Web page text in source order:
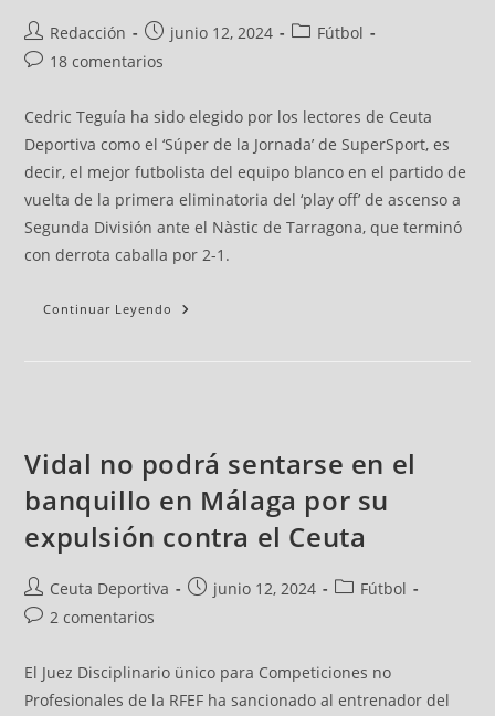
Redacción junio 12, 2024
Fútbol
18 comentarios
Cedric Teguía ha sido elegido por los lectores de Ceuta
Deportiva como el ‘Súper de la Jornada’ de SuperSport, es
decir, el mejor futbolista del equipo blanco en el partido de
vuelta de la primera eliminatoria del ‘play off’ de ascenso a
Segunda División ante el Nàstic de Tarragona, que terminó
con derrota caballa por 2-1.
Continuar Leyendo
Vidal no podrá sentarse en el
banquillo en Málaga por su
expulsión contra el Ceuta
Ceuta Deportiva junio 12, 2024
Fútbol
2 comentarios
El Juez Disciplinario ünico para Competiciones no
Profesionales de la RFEF ha sancionado al entrenador del